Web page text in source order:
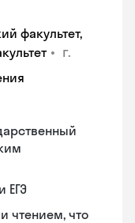
факультет,
• г.
ЕГЭ
чтением, что